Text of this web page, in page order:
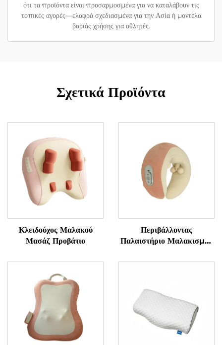
ότι τα προϊόντα είναι προσαρμοσμένα για να καταλάβουν τις
τοπικές αγορές—ελαφρά σχεδιασμένα για την Ασία ή μοντέλα
βαριάς χρήσης για αθλητές.
Σχετικά Προϊόντα
Κλειδούχος Μαλακού
Μασάζ Προβάτιο
Περιβάλλοντας
Παλαιστήριο Μαλακισμού
Κατασχεδιασμένο U-Σχήμα